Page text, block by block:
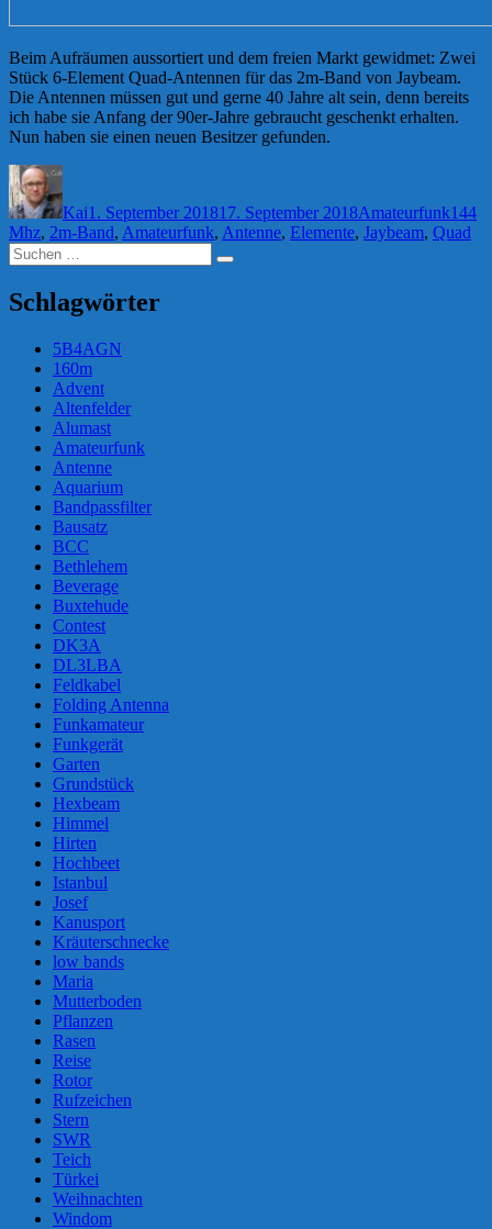
Beim Aufräumen aussortiert und dem freien Markt gewidmet: Zwei
Stück 6-Element Quad-Antennen für das 2m-Band von Jaybeam.
Die Antennen müssen gut und gerne 40 Jahre alt sein, denn bereits
ich habe sie Anfang der 90er-Jahre gebraucht geschenkt erhalten.
Nun haben sie einen neuen Besitzer gefunden.
Autor
Kai1. September 201817. September 2018Amateurfunk144
Mhz, 2m-Band, Amateurfunk, Antenne, Elemente, Jaybeam, Quad
Suchen
nach:
Suchen
Schlagwörter
5B4AGN
160m
Advent
Altenfelder
Alumast
Amateurfunk
Antenne
Aquarium
Bandpassfilter
Bausatz
BCC
Bethlehem
Beverage
Buxtehude
Contest
DK3A
DL3LBA
Feldkabel
Folding Antenna
Funkamateur
Funkgerät
Garten
Grundstück
Hexbeam
Himmel
Hirten
Hochbeet
Istanbul
Josef
Kanusport
Kräuterschnecke
low bands
Maria
Mutterboden
Pflanzen
Rasen
Reise
Rotor
Rufzeichen
Stern
SWR
Teich
Türkei
Weihnachten
Windom